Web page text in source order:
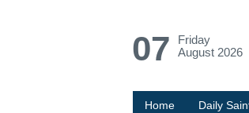
07
Friday
August 2026
Home Daily